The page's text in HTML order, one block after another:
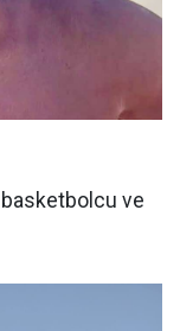
basketbolcu ve